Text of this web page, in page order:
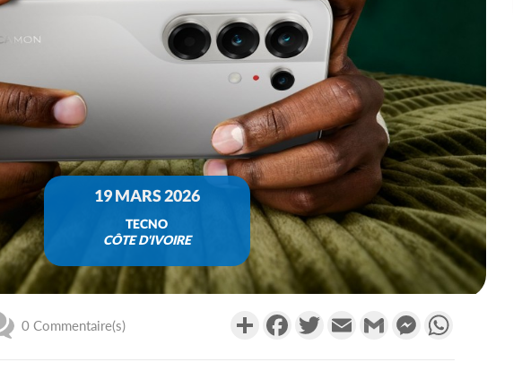
19 MARS 2026
TECNO
CÔTE D'IVOIRE
0 Commentaire(s) PartagerFacebookTwitterEmail Gmail Messenger